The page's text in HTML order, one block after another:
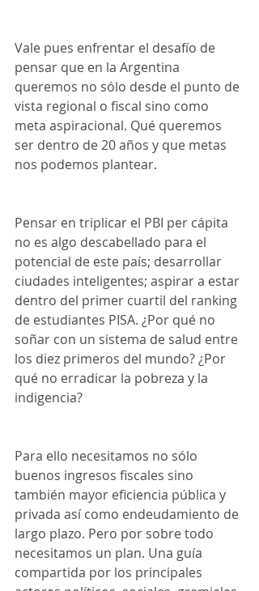
Vale pues enfrentar el desafío de
pensar que en la Argentina
queremos no sólo desde el punto de
vista regional o fiscal sino como
meta aspiracional. Qué queremos
ser dentro de 20 años y que metas
nos podemos plantear.
Pensar en triplicar el PBI per cápita
no es algo descabellado para el
potencial de este país; desarrollar
ciudades inteligentes; aspirar a estar
dentro del primer cuartil del ranking
de estudiantes PISA. ¿Por qué no
soñar con un sistema de salud entre
los diez primeros del mundo? ¿Por
qué no erradicar la pobreza y la
indigencia?
Para ello necesitamos no sólo
buenos ingresos fiscales sino
también mayor eficiencia pública y
privada así como endeudamiento de
largo plazo. Pero por sobre todo
necesitamos un plan. Una guía
compartida por los principales